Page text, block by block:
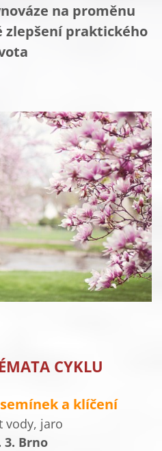
na proměnu
praktického
CYKLU
a klíčení
vody, jaro
3. Brno